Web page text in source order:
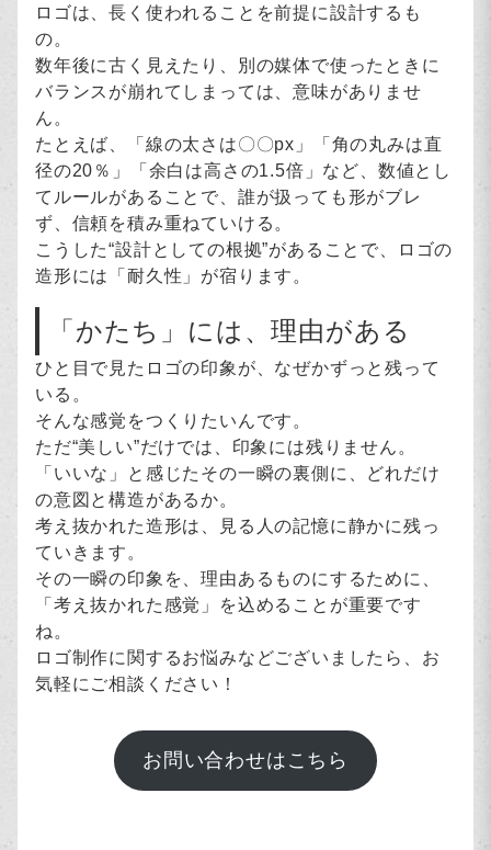
ロゴは、長く使われることを前提に設計するも
の。
数年後に古く見えたり、別の媒体で使ったときに
バランスが崩れてしまっては、意味がありませ
ん。
たとえば、「線の太さは〇〇px」「角の丸みは直
径の20％」「余白は高さの1.5倍」など、数値とし
てルールがあることで、誰が扱っても形がブレ
ず、信頼を積み重ねていける。
こうした“設計としての根拠”があることで、ロゴの
造形には「耐久性」が宿ります。
「かたち」には、理由がある
ひと目で見たロゴの印象が、なぜかずっと残って
いる。
そんな感覚をつくりたいんです。
ただ“美しい”だけでは、印象には残りません。
「いいな」と感じたその一瞬の裏側に、どれだけ
の意図と構造があるか。
考え抜かれた造形は、見る人の記憶に静かに残っ
ていきます。
その一瞬の印象を、理由あるものにするために、
「考え抜かれた感覚」を込めることが重要です
ね。
ロゴ制作に関するお悩みなどございましたら、お
気軽にご相談ください！
お問い合わせはこちら